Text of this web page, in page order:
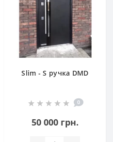
Slim - S ручка DMD
0
50 000 грн.